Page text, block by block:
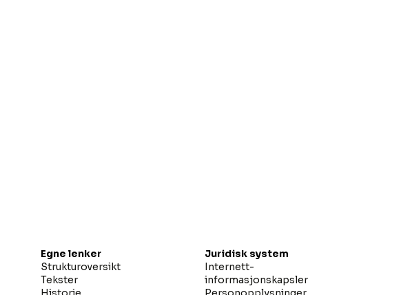
Egne lenker
Strukturoversikt
Tekster
Juridisk system
Internett-
informasjonskapsler